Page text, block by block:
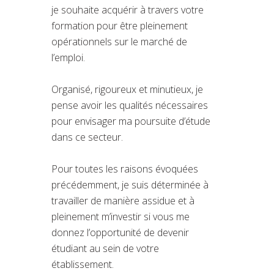
je souhaite acquérir à travers votre
formation pour être pleinement
opérationnels sur le marché de
l’emploi.
Organisé, rigoureux et minutieux, je
pense avoir les qualités nécessaires
pour envisager ma poursuite d’étude
dans ce secteur.
Pour toutes les raisons évoquées
précédemment, je suis déterminée à
travailler de manière assidue et à
pleinement m’investir si vous me
donnez l’opportunité de devenir
étudiant au sein de votre
établissement.